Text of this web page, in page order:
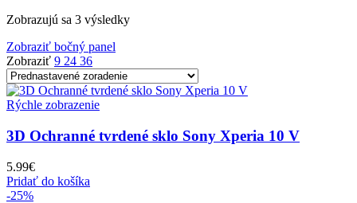
Zobrazujú sa 3 výsledky
Zobraziť bočný panel
Zobraziť 9 24 36
Rýchle zobrazenie
3D Ochranné tvrdené sklo Sony Xperia 10 V
5.99€
Pridať do košíka
-25%